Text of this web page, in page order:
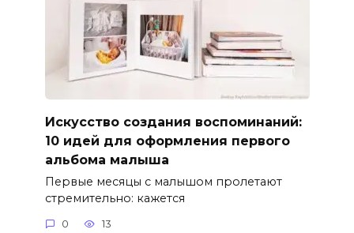
Искусство создания воспоминаний:
10 идей для оформления первого
альбома малыша
Первые месяцы с малышом пролетают
стремительно: кажется
0 13